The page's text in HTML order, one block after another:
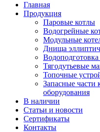
Главная
Продукция
Паровые котлы
Водогрейные
Модульные
Днища
Водоподготовка
Тягодутьевые
Топочные
Запасные части
оборудования
В наличии
Статьи и новости
Сертификаты
Контакты